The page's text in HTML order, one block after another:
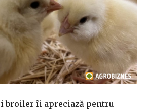
broiler îi apreciază pentru